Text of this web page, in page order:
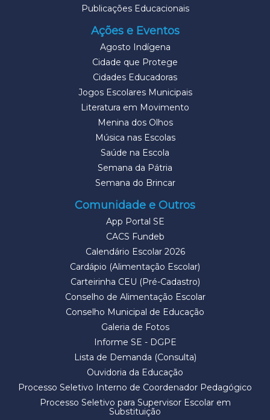
Publicações Educacionais
Ações e Eventos
Agosto Indígena
Cidade que Protege
Cidades Educadoras
Jogos Escolares Municipais
Literatura em Movimento
Menina dos Olhos
Música nas Escolas
Saúde na Escola
Semana da Pátria
Semana do Brincar
Comunidade e Outros
App Portal SE
CACS Fundeb
Calendário Escolar 2026
Cardápio (Alimentação Escolar)
Carteirinha CEU (Pré-Cadastro)
Conselho de Alimentação Escolar
Conselho Municipal de Educação
Galeria de Fotos
Informe SE - DGPE
Lista de Demanda (Consulta)
Ouvidoria da Educação
Processo Seletivo Interno de Coordenador Pedagógico
Processo Seletivo para Supervisor Escolar em
Substituição